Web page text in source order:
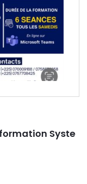
Syste